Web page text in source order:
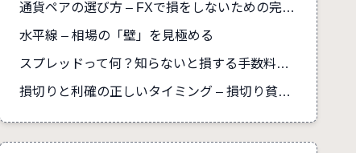
通貨ペアの選び方 – FXで損をしないための完全ガイド
水平線 – 相場の「壁」を見極める
スプレッドって何？知らないと損する手数料の真実
損切りと利確の正しいタイミング – 損切り貧乏を防ぐ